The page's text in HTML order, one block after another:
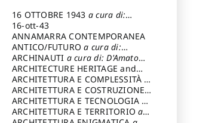
16 OTTOBRE 1943 a cura di:
Pezzetti Marcello
16-ott-43
ANNAMARRA CONTEMPORANEA
ANTICO/FUTUROa cura di:
Varagnoli Claudio
ARCHINAUTI a cura di: D'Amato
Claudio
ARCHITECTURE HERITAGE and
DESIGN
ARCHITETTURA E COMPLESSITÀ a
cura di: Piva Antonio
ARCHITETTURA E COSTRUZIONEa
cura di: Poretti Sergio
ARCHITETTURA E TECNOLOGIA a
cura di: Carrara Gianfranco
ARCHITETTURA E TERRITORIOa